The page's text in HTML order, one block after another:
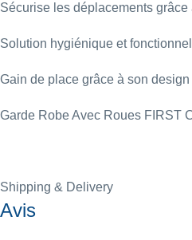
Sécurise les déplacements grâce
Solution hygiénique et
Gain de place grâce à son
Garde Robe Avec Roues FIRST
Shipping & Delivery
Avis